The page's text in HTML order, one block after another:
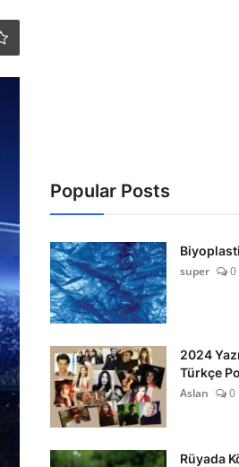
Popular Posts
super
0
2024
Türkçe
Aslan
0
Rüyada